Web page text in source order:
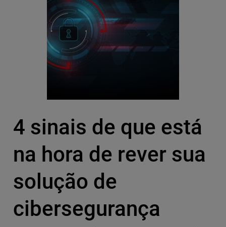
4 sinais de que está
na hora de rever sua
solução de
cibersegurança